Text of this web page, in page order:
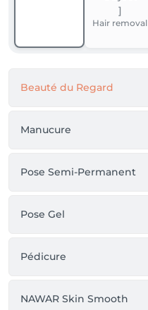
Hair removal
Beauté du Regard
Manucure
Pose Semi-Permanent
Pose Gel
Pédicure
NAWAR Skin Smooth